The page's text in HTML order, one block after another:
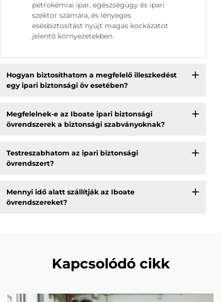
petrokémiai ipar, egészségügy és ipari
szektor számára, és lényeges
esésbiztosítást nyújt magas kockázatot
jelentő környezetekben.
Hogyan biztosíthatom a megfelelő illeszkedést
egy ipari biztonsági öv esetében?
Megfelelnek-e az Iboate ipari biztonsági
övrendszerek a biztonsági szabványoknak?
Testreszabhatom az ipari biztonsági
övrendszert?
Mennyi idő alatt szállítják az Iboate
övrendszereket?
Kapcsolódó cikk